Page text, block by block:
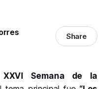
Share
XXVI Semana de la